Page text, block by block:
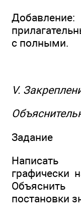
с полными.
V.
Задание
Написать
графически
постановки